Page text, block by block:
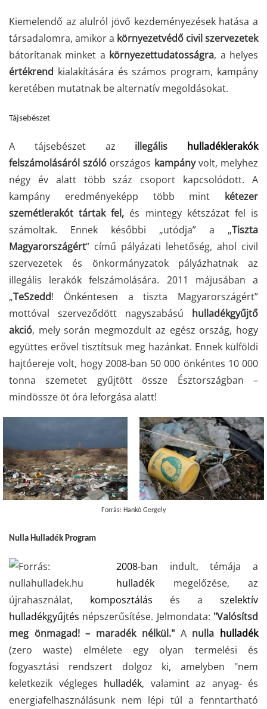
Kiemelendő az alulról jövő kezdeményezések hatása a
társadalomra, amikor a környezetvédő civilszervezetek
bátorítanak minket a környezettudatosságra, a helyes
értékrend kialakítására és számos program, kampány
keretében mutatnak be alternatív megoldásokat.
Tájsebészet
A tájsebészet az illegális hulladéklerakók
felszámolásáról szóló országos kampányvolt, melyhez
négy év alatt több száz csoport kapcsolódott. A
kampány eredményeképp több mint kétezer
szemétlerakót tártak fel, és mintegy kétszázat fel is
számoltak. Ennek későbbi „utódja” a „Tiszta
Magyarországért” című pályázati lehetőség, ahol civil
szervezetek és önkormányzatok pályázhatnak az
illegális lerakók felszámolására. 2011 májusában a
„TeSzedd! Önkéntesen a tiszta Magyarországért”
mottóval szerveződött nagyszabású hulladékgyűjtő
akció, mely során megmozdult az egész ország, hogy
együttes erővel tisztítsuk meg hazánkat. Ennek külföldi
hajtóereje volt, hogy 2008-ban 50 000 önkéntes 10 000
tonna szemetet gyűjtött össze Észtországban –
mindössze öt óra leforgása alatt!
Forrás: Hankó Gergely
Nulla Hulladék Program
2008-ban indult, témája a
hulladék megelőzése, az
újrahasználat, komposztálás és a szelektív
hulladékgyűjtés népszerűsítése. Jelmondata: "Valósítsd
meg önmagad! – maradék nélkül."A nulla hulladék
(zero waste) elmélete egy olyan termelési és
fogyasztási rendszert dolgoz ki, amelyben "nem
keletkezik végleges hulladék, valamint az anyag- és
energiafelhasználásunk nem lépi túl a fenntartható